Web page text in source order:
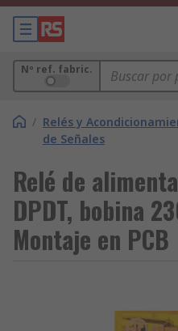
Nº ref. fabric.
/ Relés y
de Señales
Relé de
DPDT, bobina
Montaje en PCB